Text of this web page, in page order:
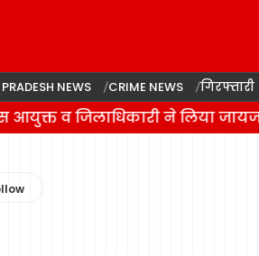
NEWS CRIME NEWS गिरफ्तारी
आयुक्त व जिलाधिकारी ने लिया जायजा